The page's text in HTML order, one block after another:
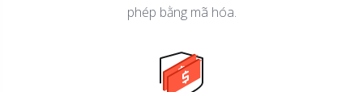
phép bằng mã hóa.